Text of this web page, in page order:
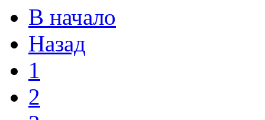
В начало
Назад
1
2